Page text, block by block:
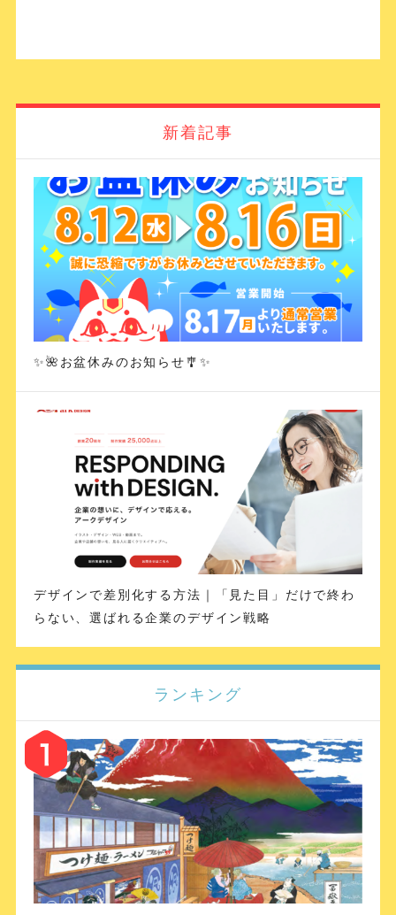
新着記事
✨🌺お盆休みのお知らせ🎐✨
デザインで差別化する方法｜「見た目」だけで終わ
らない、選ばれる企業のデザイン戦略
ランキング